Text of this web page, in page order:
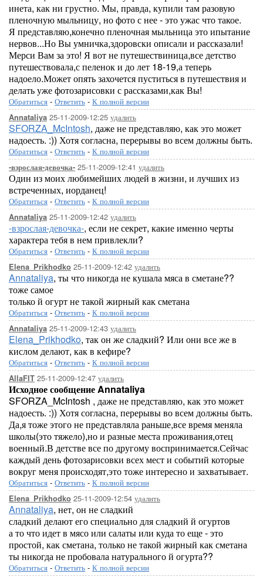
инета, как ни грустно. Мы, правда, купили там разовую
пленочную мыльницу, но фото с нее - это ужас что такое.
Я представляю,конечно пленочная мыльница это ипытание
нервов...Но Вы умничка,здоровски описали и рассказали!
Мерси Вам за это! Я вот не путешествиница,все детство
путешествовала,с пеленок и до лет 18-19,а теперь
надоело.Может опять захочется пуститься в путешествия и
делать уже фотозарисовки с рассказами,как Вы!
Обратиться - Ответить - К полной версии
Annataliya 25-11-2009-12:25 удалить
SFORZA_McIntosh, даже не представляю, как это может
надоесть. :)) Хотя согласна, перерывы во всем должны быть.
Обратиться - Ответить - К полной версии
-взрослая-девочка- 25-11-2009-12:41 удалить
Один из моих любимейших людей в жизни, и лучших из
встреченных, иорданец!
Обратиться - Ответить - К полной версии
Annataliya 25-11-2009-12:42 удалить
-взрослая-девочка-, если не секрет, какие именно черты
характера тебя в нем привлекли?
Обратиться - Ответить - К полной версии
Elena_Prikhodko 25-11-2009-12:42 удалить
Annataliya, ты что никогда не кушала мяса в сметане??
тоже самое
только й огурт не такой жирный как сметана
Обратиться - Ответить - К полной версии
Annataliya 25-11-2009-12:43 удалить
Elena_Prikhodko, так он же сладкий? Или они все же в
кислом делают, как в кефире?
Обратиться - Ответить - К полной версии
AllaFIT 25-11-2009-12:47 удалить
Исходное сообщение Annataliya
SFORZA_McIntosh , даже не представляю, как это может
надоесть. :)) Хотя согласна, перерывы во всем должны быть.
Да,я тоже этого не представляла раньше,все время меняла
школы(это тяжело),но и разные места проживания,отец
военный.В детстве все по другому воспринимается.Сейчас
каждый день фотозарисовки всех мест и событий которые
вокруг меня происходят,это тоже интересно и захватывает.
Обратиться - Ответить - К полной версии
Elena_Prikhodko 25-11-2009-12:54 удалить
Annataliya, нет, он не сладкий
сладкий делают его специально для сладкий й огуртов
а то что идет в мясо или салаты или куда то еще - это
простой, как сметана, только не такой жирный как сметана
ты никогда не пробовала натурального й огурта??
Обратиться - Ответить - К полной версии